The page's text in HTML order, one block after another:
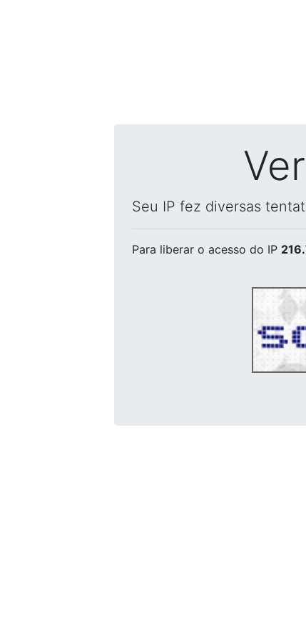
Seu IP fez diversas
Para liberar o acesso do IP